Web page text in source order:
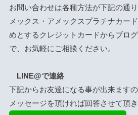
お問い合わせは各種方法が下記の通
メックス・アメックスプラチナカー
めとするクレジットカードからブロ
で、お気軽にご相談ください。
LINE@で連絡
下記からお友達になる事が出来ます
メッセージを頂ければ回答させて頂き